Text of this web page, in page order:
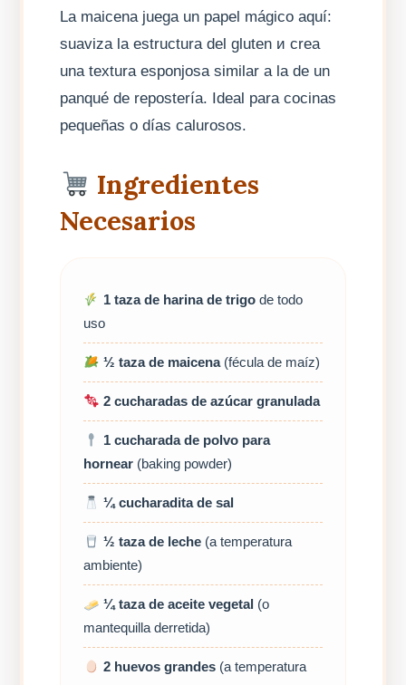
La maicena juega un papel mágico aquí:
suaviza la estructura del gluten и crea
una textura esponjosa similar a la de un
panqué de repostería. Ideal para cocinas
pequeñas o días calurosos.
Ingredientes
Necesarios
1 taza de harina de trigode todo
uso
½ taza de maicena(fécula de maíz)
2 cucharadas de azúcar granulada
1 cucharada de polvo para
hornear (baking powder)
¼ cucharadita de sal
½ taza de leche(a temperatura
ambiente)
¼ taza de aceite vegetal(o
mantequilla derretida)
2 huevos grandes(a temperatura